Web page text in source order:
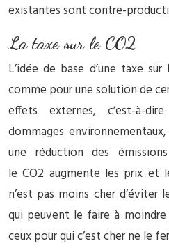
existantes sont contre-
La taxe sur le CO2
L’idée de base d’une taxe
comme pour une solution de
effets externes, c’est-à-
dommages
une réduction des
le CO2 augmente les prix et
n’est pas moins cher d’éviter
qui peuvent le faire à
ceux pour qui c’est cher ne le